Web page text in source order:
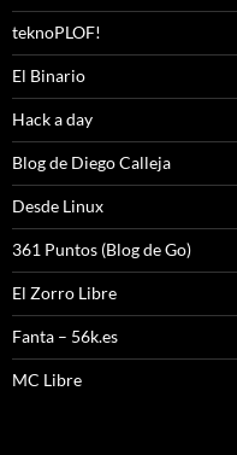
teknoPLOF!
El Binario
Hack a day
Blog de Diego Calleja
Desde Linux
361 Puntos (Blog de Go)
El Zorro Libre
Fanta – 56k.es
MC Libre